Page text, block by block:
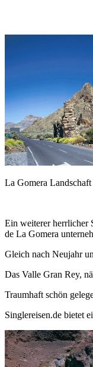
La Gomera Landschaft
Ein weiterer herrlicher
de La Gomera
Gleich nach Neujahr
Das Valle Gran Rey,
Traumhaft schön
Singlereisen.de bietet